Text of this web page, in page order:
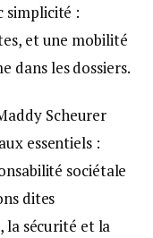
simplicité :
et une mobilité
dans les dossiers.
Scheurer
essentiels :
sociétale
dites
la sécurité et la